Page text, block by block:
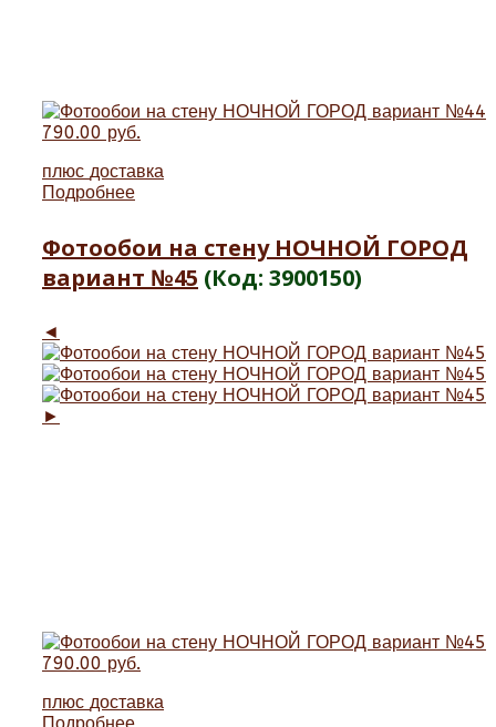
790.00 руб.
плюс доставка
Подробнее
Фотообои на стену НОЧНОЙ ГОРОД
вариант №45 (Код: 3900150)
◄
►
790.00 руб.
плюс доставка